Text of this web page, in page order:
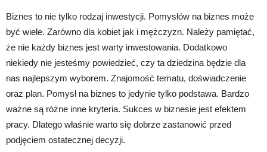
Biznes to nie tylko rodzaj inwestycji. Pomysłów na biznes może
być wiele. Zarówno dla kobiet jak i mężczyzn. Należy pamiętać,
że nie każdy biznes jest warty inwestowania. Dodatkowo
niekiedy nie jesteśmy powiedzieć, czy ta dziedzina będzie dla
nas najlepszym wyborem. Znajomość tematu, doświadczenie
oraz plan. Pomysł na biznes to jedynie tylko podstawa. Bardzo
ważne są różne inne kryteria. Sukces w biznesie jest efektem
pracy. Dlatego właśnie warto się dobrze zastanowić przed
podjęciem ostatecznej decyzji.